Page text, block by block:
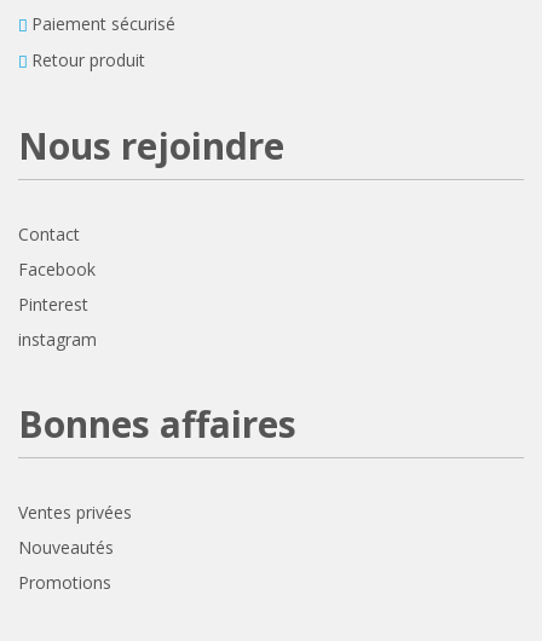
Paiement sécurisé
Retour produit
Nous rejoindre
Contact
Facebook
Pinterest
instagram
Bonnes affaires
Ventes privées
Nouveautés
Promotions